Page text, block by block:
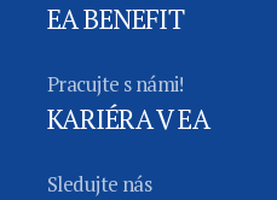
EA BENEFIT
Pracujte s námi!
KARIÉRA V EA
Sledujte nás